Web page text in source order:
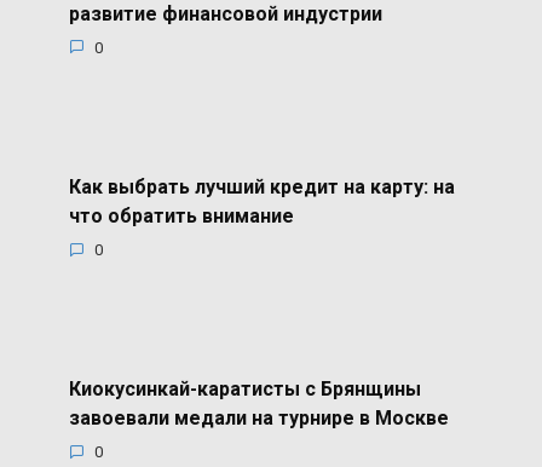
развитие финансовой индустрии
0
Как выбрать лучший кредит на карту: на
что обратить внимание
0
Киокусинкай-каратисты с Брянщины
завоевали медали на турнире в Москве
0